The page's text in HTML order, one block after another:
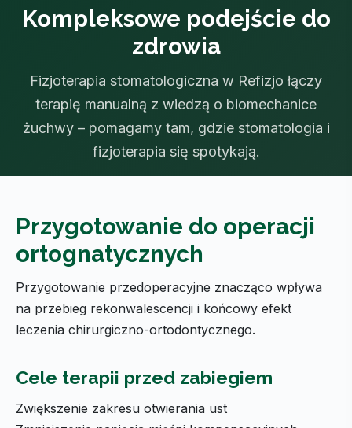
Kompleksowe podejście do
zdrowia
Fizjoterapia stomatologiczna w Refizjo łączy
terapię manualną z wiedzą o biomechanice
żuchwy – pomagamy tam, gdzie stomatologia i
fizjoterapia się spotykają.
Przygotowanie do operacji
ortognatycznych
Przygotowanie przedoperacyjne znacząco wpływa
na przebieg rekonwalescencji i końcowy efekt
leczenia chirurgiczno-ortodontycznego.
Cele terapii przed zabiegiem
Zwiększenie zakresu otwierania ust